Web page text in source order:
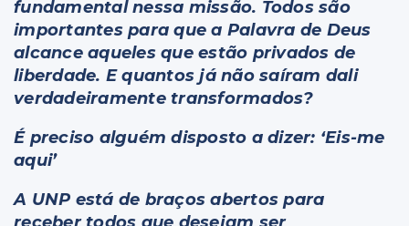
fundamental nessa missão. Todos são
importantes para que a Palavra de Deus
alcance aqueles que estão privados de
liberdade. E quantos já não saíram dali
verdadeiramente transformados?
É preciso alguém disposto a dizer: ‘Eis-me
aqui’
A UNP está de braços abertos para